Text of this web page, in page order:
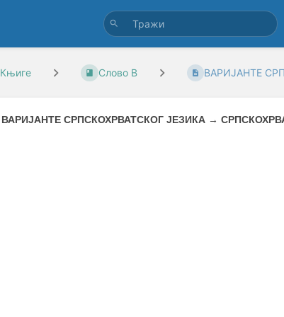
Књиге Слово В ВАРИЈАНТЕ
ВАРИЈАНТЕ СРПСКОХРВАТСКОГ ЈЕЗИКА →